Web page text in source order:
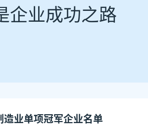
企业成功之路
业单项冠军企业名单